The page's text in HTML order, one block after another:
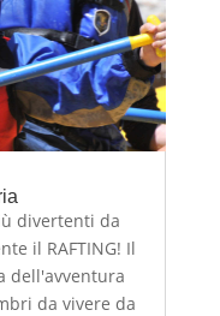
divertenti da
il RAFTING! Il
dell'avventura
da vivere da